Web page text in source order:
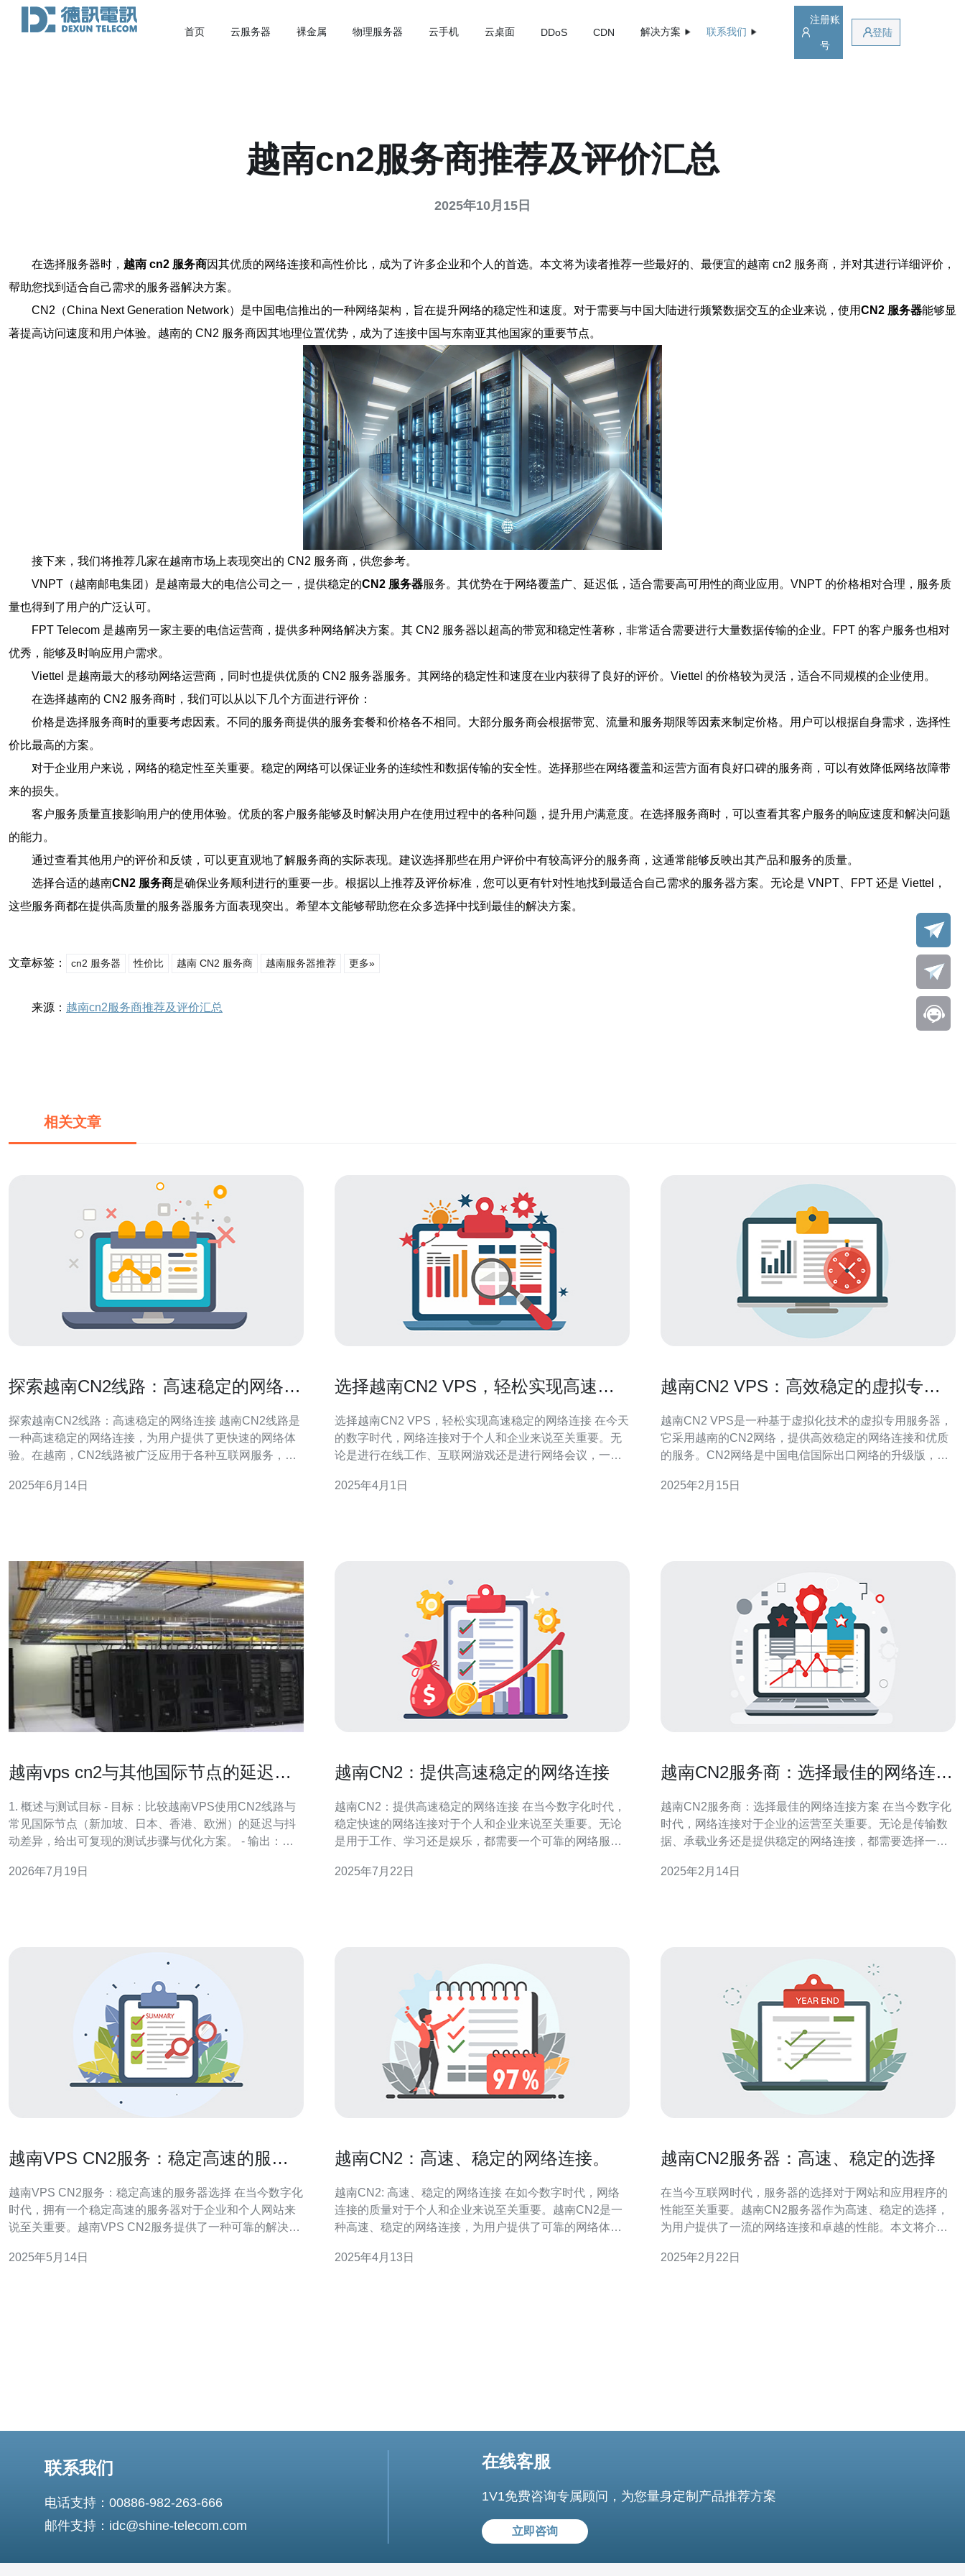
首页 云服务器 裸金属 物理服务器 云手机 云桌面 DDoS CDN 解决方案 联系我们
注册账
号
登陆
越南cn2服务商推荐及评价汇总
2025年10月15日
在选择服务器时， 越南 cn2 服务商因其优质的网络连接和高性价比，成为了许多企业和个人的首选。本文将为读者推荐一些最好的、最便宜的越南 cn2 服务商，并对其进行详细评价，
帮助您找到适合自己需求的服务器解决方案。
CN2（China Next Generation Network）是中国电信推出的一种网络架构，旨在提升网络的稳定性和速度。对于需要与中国大陆进行频繁数据交互的企业来说，使用CN2 服务器能够显
著提高访问速度和用户体验。越南的 CN2 服务商因其地理位置优势，成为了连接中国与东南亚其他国家的重要节点。
接下来，我们将推荐几家在越南市场上表现突出的 CN2 服务商，供您参考。
VNPT（越南邮电集团）是越南最大的电信公司之一，提供稳定的CN2 服务器服务。其优势在于网络覆盖广、延迟低，适合需要高可用性的商业应用。VNPT 的价格相对合理，服务质
量也得到了用户的广泛认可。
FPT Telecom 是越南另一家主要的电信运营商，提供多种网络解决方案。其 CN2 服务器以超高的带宽和稳定性著称，非常适合需要进行大量数据传输的企业。FPT 的客户服务也相对
优秀，能够及时响应用户需求。
Viettel 是越南最大的移动网络运营商，同时也提供优质的 CN2 服务器服务。其网络的稳定性和速度在业内获得了良好的评价。Viettel 的价格较为灵活，适合不同规模的企业使用。
在选择越南的 CN2 服务商时，我们可以从以下几个方面进行评价：
价格是选择服务商时的重要考虑因素。不同的服务商提供的服务套餐和价格各不相同。大部分服务商会根据带宽、流量和服务期限等因素来制定价格。用户可以根据自身需求，选择性
价比最高的方案。
对于企业用户来说，网络的稳定性至关重要。稳定的网络可以保证业务的连续性和数据传输的安全性。选择那些在网络覆盖和运营方面有良好口碑的服务商，可以有效降低网络故障带
来的损失。
客户服务质量直接影响用户的使用体验。优质的客户服务能够及时解决用户在使用过程中的各种问题，提升用户满意度。在选择服务商时，可以查看其客户服务的响应速度和解决问题
的能力。
通过查看其他用户的评价和反馈，可以更直观地了解服务商的实际表现。建议选择那些在用户评价中有较高评分的服务商，这通常能够反映出其产品和服务的质量。
选择合适的越南CN2 服务商是确保业务顺利进行的重要一步。根据以上推荐及评价标准，您可以更有针对性地找到最适合自己需求的服务器方案。无论是 VNPT、FPT 还是 Viettel，
这些服务商都在提供高质量的服务器服务方面表现突出。希望本文能够帮助您在众多选择中找到最佳的解决方案。
文章标签： cn2 服务器 性价比 越南 CN2 服务商 越南服务器推荐 更多»
来源： 越南cn2服务商推荐及评价汇总
相关文章
探索越南CN2线路：高速稳定的网络连
探索越南CN2线路：高速稳定的网络连接 越南CN2线路是
一种高速稳定的网络连接，为用户提供了更快速的网络体
验。在越南，CN2线路被广泛应用于各种互联网服务，包
了先进的网络技术，确保了数据传输的高速性和稳定性。
2025年6月14日
选择越南CN2 VPS，轻松实现高速稳
选择越南CN2 VPS，轻松实现高速稳定的网络连接 在今天
的数字时代，网络连接对于个人和企业来说至关重要。无
论是进行在线工作、互联网游戏还是进行网络会议，一个
络连接解决方案，越南CN2 VPS提供了更好的连接性能和
2025年4月1日
越南CN2 VPS：高效稳定的虚拟专用
越南CN2 VPS是一种基于虚拟化技术的虚拟专用服务器，
它采用越南的CN2网络，提供高效稳定的网络连接和优质
的服务。CN2网络是中国电信国际出口网络的升级版，具
VPS有以下几个优势： 稳定性：越南CN2 VPS采用高品质
2025年2月15日
越南vps cn2与其他国际节点的延迟差
1. 概述与测试目标 - 目标：比较越南VPS使用CN2线路与
常见国际节点（新加坡、日本、香港、欧洲）的延迟与抖
动差异，给出可复现的测试步骤与优化方案。 - 输出：
依据（成本 vs 延迟）。 2. 测试环境准备 - 工具：准备一台
2026年7月19日
越南CN2：提供高速稳定的网络连接
越南CN2：提供高速稳定的网络连接 在当今数字化时代，
稳定快速的网络连接对于个人和企业来说至关重要。无论
是用于工作、学习还是娱乐，都需要一个可靠的网络服
让用户能够畅通无阻地享受互联网的便利。 越南CN2是一
2025年7月22日
越南CN2服务商：选择最佳的网络连接
越南CN2服务商：选择最佳的网络连接方案 在当今数字化
时代，网络连接对于企业的运营至关重要。无论是传输数
据、承载业务还是提供稳定的网络连接，都需要选择一个
并探讨如何选择最佳的网络连接方案。 越南CN2服务商是
2025年2月14日
越南VPS CN2服务：稳定高速的服务
越南VPS CN2服务：稳定高速的服务器选择 在当今数字化
时代，拥有一个稳定高速的服务器对于企业和个人网站来
说至关重要。越南VPS CN2服务提供了一种可靠的解决方
文将介绍越南VPS CN2服务的优势和特点，帮助您选择最
2025年5月14日
越南CN2：高速、稳定的网络连接。
越南CN2: 高速、稳定的网络连接 在如今数字时代，网络
连接的质量对于个人和企业来说至关重要。越南CN2是一
种高速、稳定的网络连接，为用户提供了可靠的网络体
国电信的次级网络，通过跨越中国和越南的光纤电缆连接
2025年4月13日
越南CN2服务器：高速、稳定的选择
在当今互联网时代，服务器的选择对于网站和应用程序的
性能至关重要。越南CN2服务器作为高速、稳定的选择，
为用户提供了一流的网络连接和卓越的性能。本文将介绍
越南CN2服务器是基于CN2网络的服务器，CN2网络是中
2025年2月22日
联系我们
电话支持：00886-982-263-666
邮件支持：idc@shine-telecom.com
在线客服
1V1免费咨询专属顾问，为您量身定制产品推荐方案
立即咨询